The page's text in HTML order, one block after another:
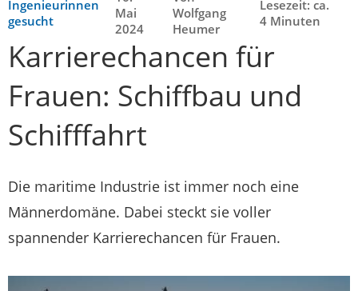
Ingenieurinnen
gesucht
Mai
2024
Wolfgang
Heumer
Lesezeit: ca.
4 Minuten
Karrierechancen für
Frauen: Schiffbau und
Schifffahrt
Die maritime Industrie ist immer noch eine
Männerdomäne. Dabei steckt sie voller
spannender Karrierechancen für Frauen.